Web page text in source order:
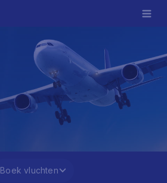
Boek vluchten